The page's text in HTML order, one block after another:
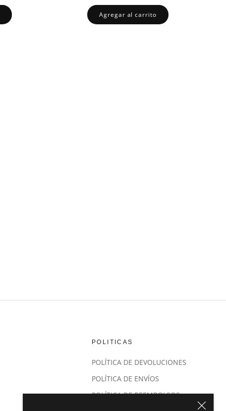
Agregar al carrito
POLITICAS
POLÍTICA DE DEVOLUCIONES
POLÍTICA DE ENVÍOS
POLÍTICA DE REEMBOLSOS